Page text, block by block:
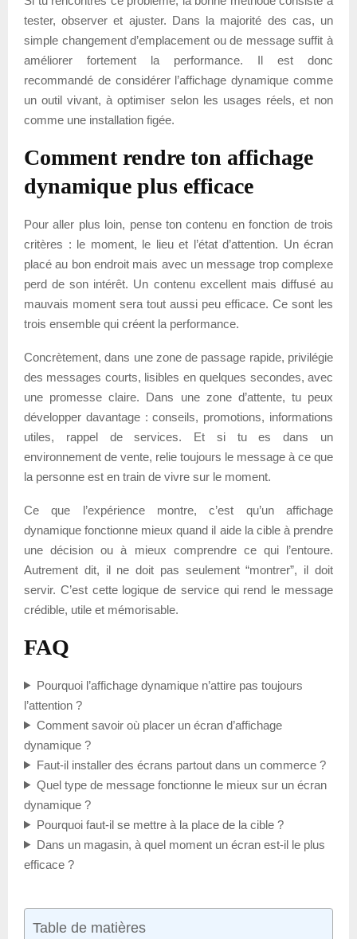
tester, observer et ajuster. Dans la majorité des cas, un
simple changement d’emplacement ou de message suffit à
améliorer fortement la performance. Il est donc
recommandé de considérer l’affichage dynamique comme
un outil vivant, à optimiser selon les usages réels, et non
comme une installation figée.
Comment rendre ton affichage
dynamique plus efficace
Pour aller plus loin, pense ton contenu en fonction de trois
critères : le moment, le lieu et l’état d’attention. Un écran
placé au bon endroit mais avec un message trop complexe
perd de son intérêt. Un contenu excellent mais diffusé au
mauvais moment sera tout aussi peu efficace. Ce sont les
trois ensemble qui créent la performance.
Concrètement, dans une zone de passage rapide, privilégie
des messages courts, lisibles en quelques secondes, avec
une promesse claire. Dans une zone d’attente, tu peux
développer davantage : conseils, promotions, informations
utiles, rappel de services. Et si tu es dans un
environnement de vente, relie toujours le message à ce que
la personne est en train de vivre sur le moment.
Ce que l’expérience montre, c’est qu’un affichage
dynamique fonctionne mieux quand il aide la cible à prendre
une décision ou à mieux comprendre ce qui l’entoure.
Autrement dit, il ne doit pas seulement “montrer”, il doit
servir. C’est cette logique de service qui rend le message
crédible, utile et mémorisable.
FAQ
Pourquoi l’affichage dynamique n’attire pas toujours
l’attention ?
Comment savoir où placer un écran d’affichage
dynamique ?
Faut-il installer des écrans partout dans un commerce ?
Quel type de message fonctionne le mieux sur un écran
dynamique ?
Pourquoi faut-il se mettre à la place de la cible ?
Dans un magasin, à quel moment un écran est-il le plus
efficace ?
Table de matières